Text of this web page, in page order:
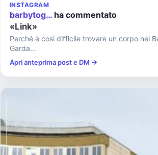
INSTAGRAM
barbytog… ha commentato
«Link»
Perché è così difficile trovare un corpo nel
Garda...
Apri anteprima post e DM →